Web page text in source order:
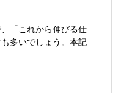
「これから伸びる仕
多いでしょう。本記